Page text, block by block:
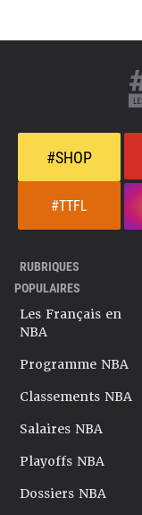
#SHOP
#TTFL
RUBRIQUES
POPULAIRES
Les Français en
NBA
Programme NBA
Classements NBA
Salaires NBA
Playoffs NBA
Dossiers NBA